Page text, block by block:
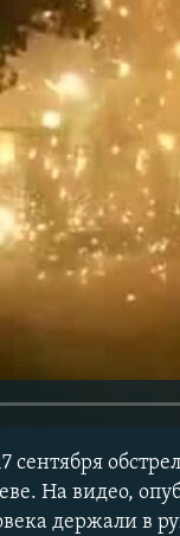
No media
сентября
На видео,
держали в